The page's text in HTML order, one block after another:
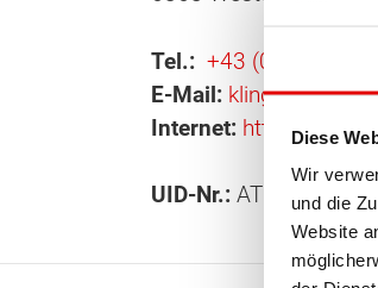
Diese
Wir
und die
Website
Tel.: +43 (0)5334
E-Mail: klingler(at)tc-
Internet: https://
UID-Nr.: ATU 6817